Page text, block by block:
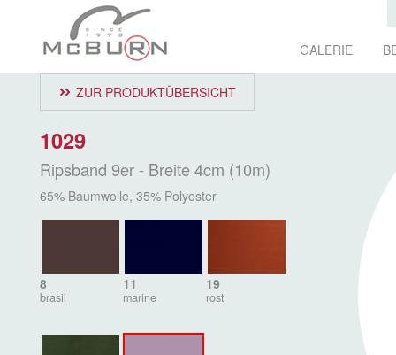
GALERIE
ZUR PRODUKTÜBERSICHT
1029
Ripsband 9er - Breite 4cm (10m)
65% Baumwolle, 35% Polyester
8
brasil
11
marine
19
rost